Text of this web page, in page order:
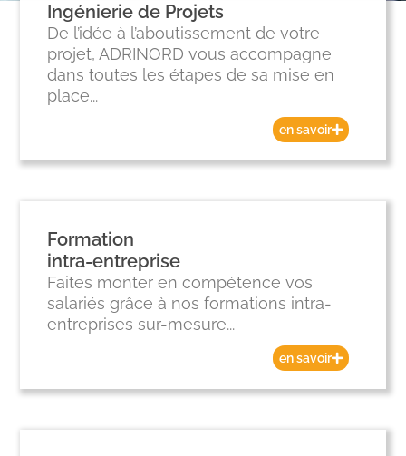
Ingénierie de Projets
De l’idée à l’aboutissement de votre
projet, ADRINORD vous accompagne
dans toutes les étapes de sa mise en
place...
en savoir
Formation
intra-entreprise
Faites monter en compétence vos
salariés grâce à nos formations intra-
entreprises sur-mesure...
en savoir